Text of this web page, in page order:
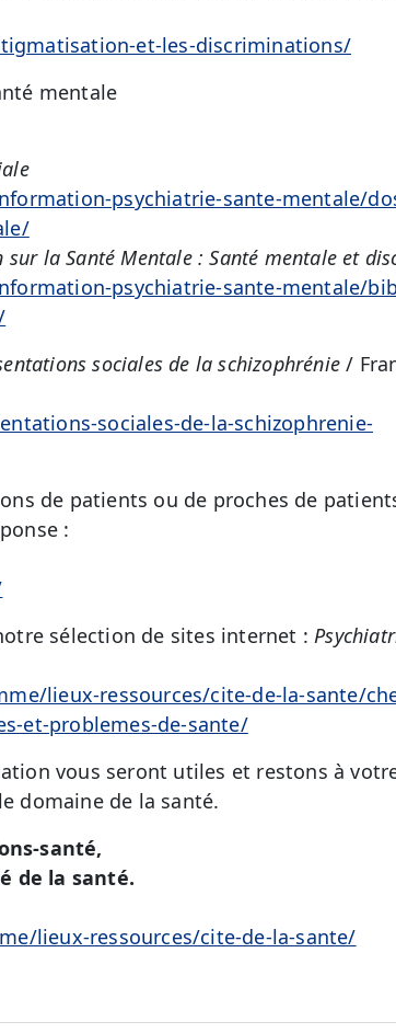
et-les-discriminations/
mentale
psychiatrie-sante-mentale/
la Santé Mentale : Santé mentale et
psychiatrie-sante-mentale/
sociales de la schizophrénie /
sociales-de-la-schizophrenie-
de patients ou de proches de
:
sélection de sites internet :
lieux-ressources/cite-de-la-sante/
et-problemes-de-sante/
vous seront utiles et restons à
domaine de la santé.
santé,
de la santé.
lieux-ressources/cite-de-la-sante/